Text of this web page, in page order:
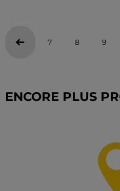
7 8 9
ENCORE PLUS